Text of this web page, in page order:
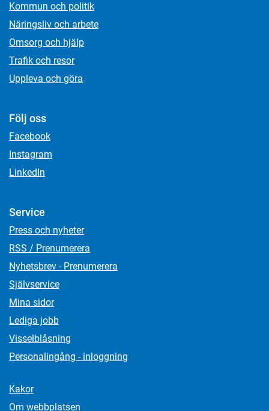
Kommun och politik
Näringsliv och arbete
Omsorg och hjälp
Trafik och resor
Uppleva och göra
Följ oss
Facebook
Instagram
LinkedIn
Service
Press och nyheter
RSS / Prenumerera
Nyhetsbrev - Prenumerera
Självservice
Mina sidor
Lediga jobb
Visselblåsning
Personalingång - inloggning
Kakor
Om webbplatsen